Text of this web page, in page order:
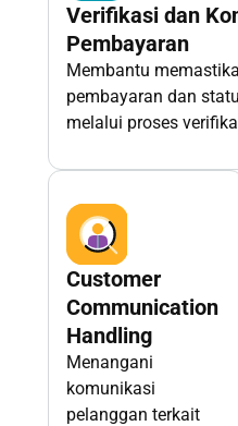
Verifikasi dan
Pembayaran
Membantu
pembayaran dan
melalui proses
Customer
Communication
Handling
Menangani
komunikasi
pelanggan terkait